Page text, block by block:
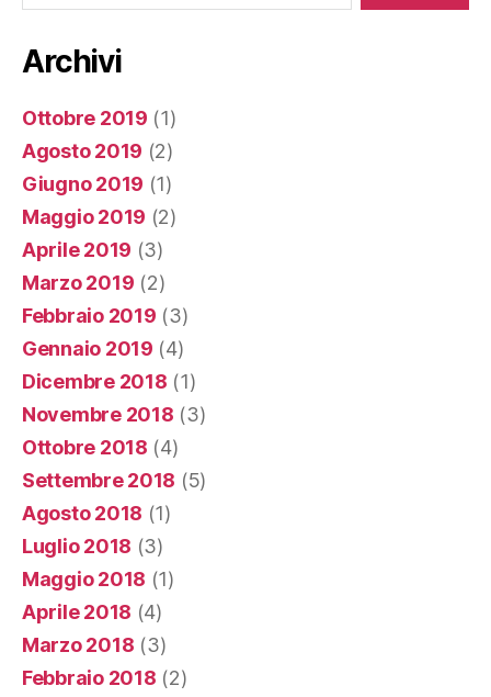
Archivi
Ottobre 2019 (1)
Agosto 2019 (2)
Giugno 2019 (1)
Maggio 2019 (2)
Aprile 2019 (3)
Marzo 2019 (2)
Febbraio 2019 (3)
Gennaio 2019 (4)
Dicembre 2018 (1)
Novembre 2018 (3)
Ottobre 2018 (4)
Settembre 2018 (5)
Agosto 2018 (1)
Luglio 2018 (3)
Maggio 2018 (1)
Aprile 2018 (4)
Marzo 2018 (3)
Febbraio 2018 (2)